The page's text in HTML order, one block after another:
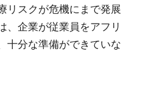
リスクが危機にまで発展
、企業が従業員をアフリ
十分な準備ができていな